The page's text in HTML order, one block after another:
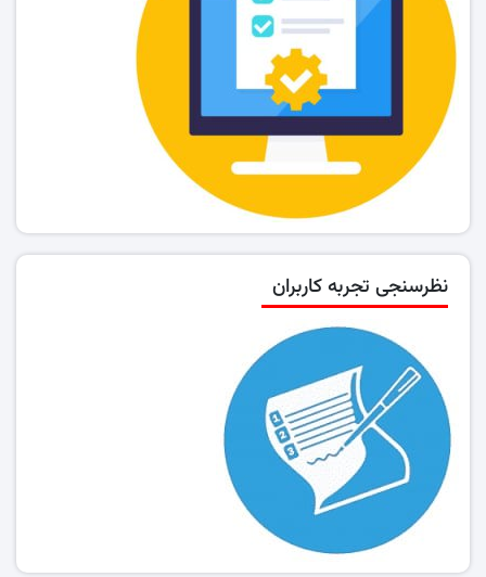
نظرسنجی تجربه کاربران